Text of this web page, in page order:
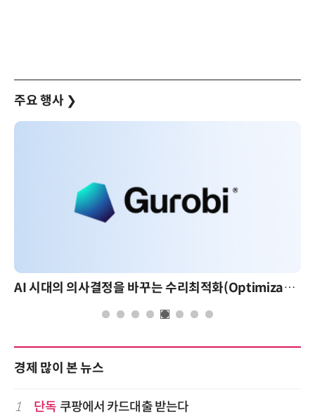
주요 행사 ❯
AI 시대의 의사결정을 바꾸는 수리최적화(Optimization): 실제 산업 적용 사례와 활용 전략
경제 많이 본 뉴스
1 단독 쿠팡에서 카드대출 받는다